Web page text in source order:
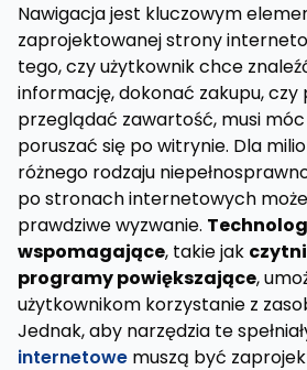
Nawigacja jest kluczowym
zaprojektowanej strony
tego, czy użytkownik chce
informację, dokonać zakupu, czy
przeglądać zawartość, musi móc
poruszać się po witrynie. Dla
różnego rodzaju
po stronach internetowych
prawdziwe wyzwanie.
wspomagające, takie jak
programy powiększające,
użytkownikom korzystanie z
Jednak, aby narzędzia te
internetowe muszą być